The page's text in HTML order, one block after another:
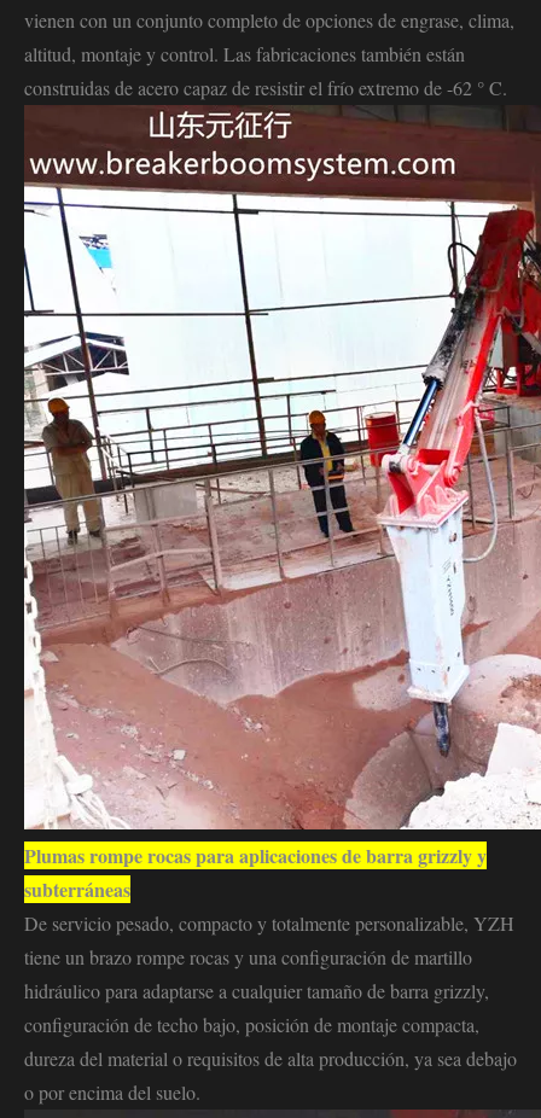
vienen con un conjunto completo de opciones de engrase, clima,
altitud, montaje y control. Las fabricaciones también están
construidas de acero capaz de resistir el frío extremo de -62 ° C.
Plumas rompe rocas para aplicaciones de barra grizzly y
subterráneas
De servicio pesado, compacto y totalmente personalizable, YZH
tiene un brazo rompe rocas y una configuración de martillo
hidráulico para adaptarse a cualquier tamaño de barra grizzly,
configuración de techo bajo, posición de montaje compacta,
dureza del material o requisitos de alta producción, ya sea debajo
o por encima del suelo.